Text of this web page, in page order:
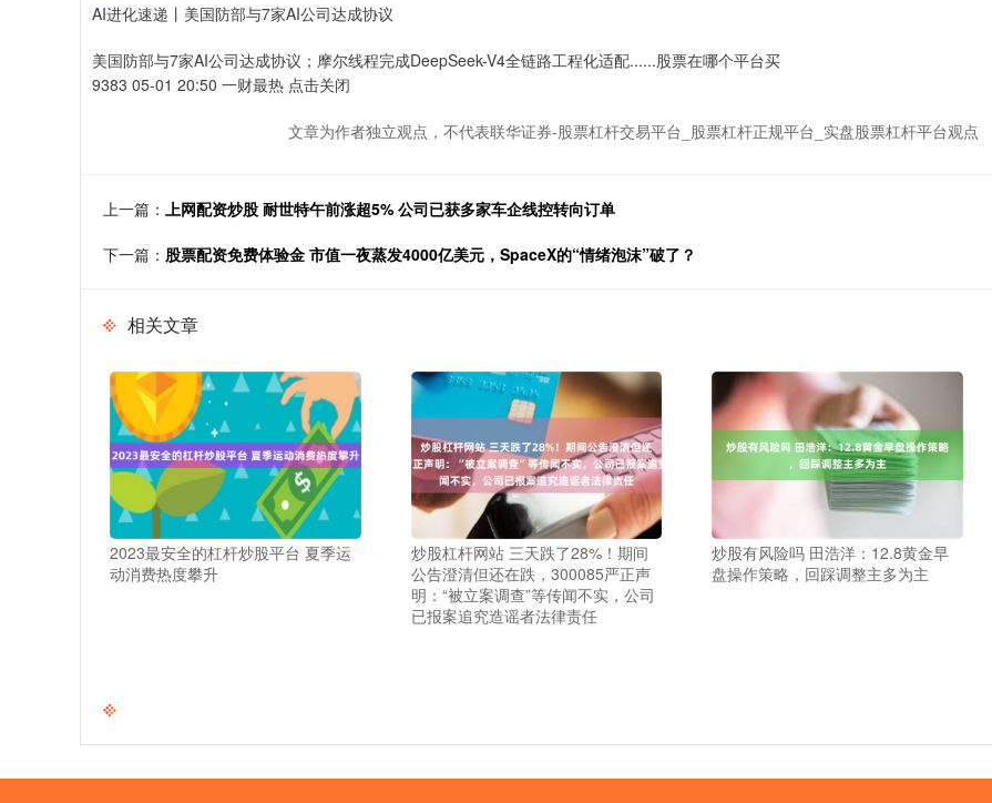
AI进化速递丨美国防部与7家AI公司达成协议
美国防部与7家AI公司达成协议；摩尔线程完成DeepSeek-V4全链路工程化适配......股票在哪个平台买
9383 05-01 20:50 一财最热 点击关闭
文章为作者独立观点，不代表联华证券-股票杠杆交易平台_股票杠杆正规平台_实盘股票杠杆平台观点
上一篇： 上网配资炒股 耐世特午前涨超5% 公司已获多家车企线控转向订单
下一篇： 股票配资免费体验金 市值一夜蒸发4000亿美元，SpaceX的“情绪泡沫”破了？
相关文章
2023最安全的杠杆炒股平台 夏季运
动消费热度攀升
炒股杠杆网站 三天跌了28%！期间
公告澄清但还在跌，300085严正声
明：“被立案调查”等传闻不实，公司
已报案追究造谣者法律责任
炒股有风险吗 田浩洋：12.8黄金早
盘操作策略，回踩调整主多为主